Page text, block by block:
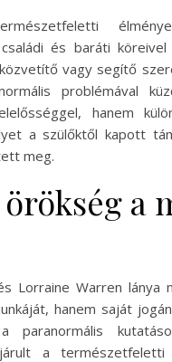
és baráti köreivel
vagy segítő
problémával
hanem
a szülőktől kapott
meg.
a
Lorraine Warren lánya
hanem saját
paranormális
a természetfeletti